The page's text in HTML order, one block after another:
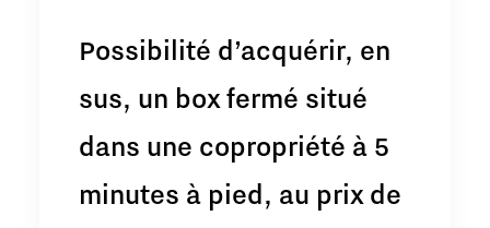
Possibilité d’acquérir, en
sus, un box fermé situé
dans une copropriété à 5
minutes à pied, au prix de